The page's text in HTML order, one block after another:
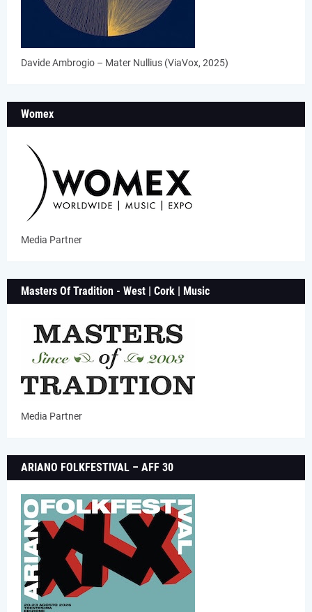
Davide Ambrogio – Mater Nullius (ViaVox, 2025)
Womex
Media Partner
Masters Of Tradition - West | Cork | Music
Media Partner
ARIANO FOLKFESTIVAL – AFF 30